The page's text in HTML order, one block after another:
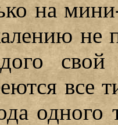
на
не
свой
все
одного